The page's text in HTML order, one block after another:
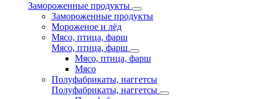
Замороженные продукты
Замороженные продукты
Мороженое и лёд
Мясо, птица, фарш
Мясо, птица, фарш
Мясо, птица, фарш
Мясо
Полуфабрикаты, наггетсы
Полуфабрикаты, наггетсы